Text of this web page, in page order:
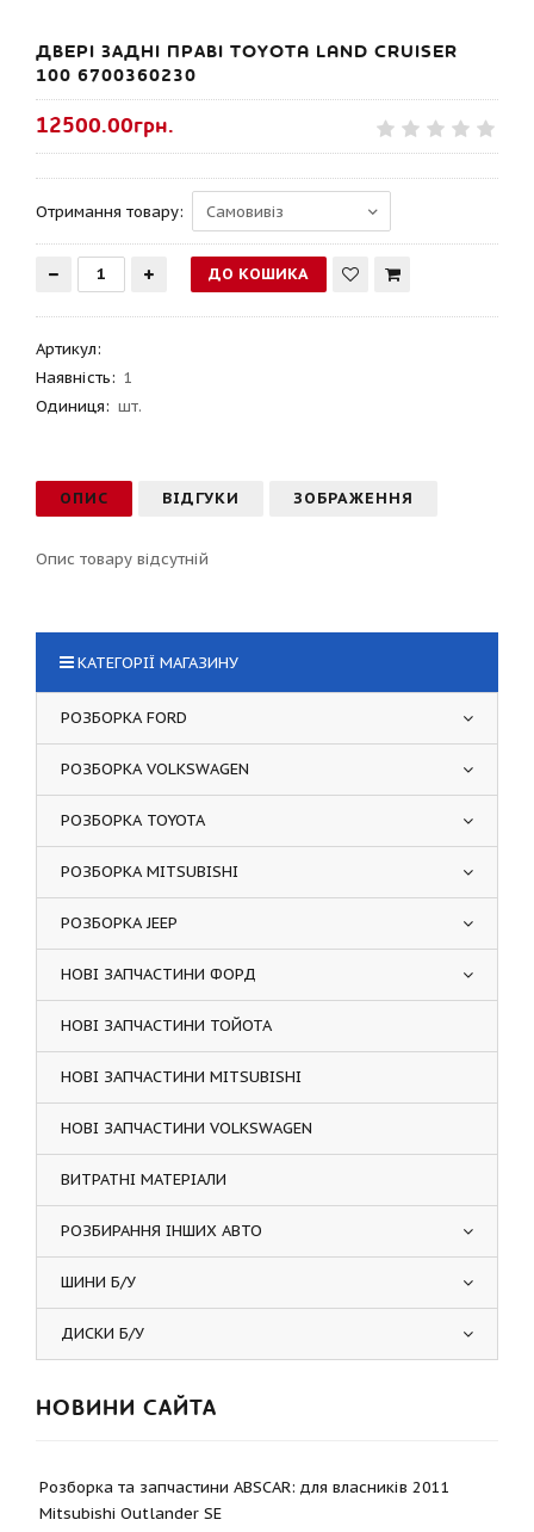
ДВЕРІ ЗАДНІ ПРАВІ TOYOTA LAND CRUISER
100 6700360230
12500.00грн.
Отримання товару:
Артикул:
Наявність: 1
Одиниця: шт.
ОПИС ВІДГУКИ ЗОБРАЖЕННЯ
Опис товару відсутній
КАТЕГОРІЇ МАГАЗИНУ
РОЗБОРКА FORD
РОЗБОРКА VOLKSWAGEN
РОЗБОРКА TOYOTA
РОЗБОРКА MITSUBISHI
РОЗБОРКА JEEP
НОВІ ЗАПЧАСТИНИ ФОРД
НОВІ ЗАПЧАСТИНИ ТОЙОТА
НОВІ ЗАПЧАСТИНИ MITSUBISHI
НОВІ ЗАПЧАСТИНИ VOLKSWAGEN
ВИТРАТНІ МАТЕРІАЛИ
РОЗБИРАННЯ ІНШИХ АВТО
ШИНИ Б/У
ДИСКИ Б/У
НОВИНИ САЙТА
Розборка та запчастини ABSCAR: для власників 2011
Mitsubishi Outlander SE